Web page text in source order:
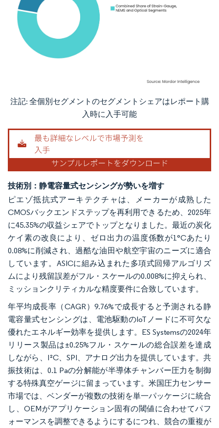
画像 © Mordor Intelligence。再利用にはCC BY 4.0の表示が必要です。
注記: 全個別セグメントのセグメントシェアはレポート購
入時に入手可能
技術別：静電容量式センシングが勢いを増す
ピエゾ抵抗式アーキテクチャは、メーカーが成熟した
CMOSバックエンドステップを再利用できるため、2025年
に45.35%の収益シェアでトップとなりました。最近の炭化
ケイ素の改良により、ゼロ出力の温度係数が1°Cあたり
0.08%に削減され、過酷な油田や航空宇宙のニーズに適合
しています。ASICに組み込まれた多項式回帰アルゴリズ
ムにより残留誤差がフル・スケールの0.008%に抑えられ、
ミッションクリティカルな精度要件に合致しています。
年平均成長率（CAGR）9.76%で成長すると予測される静
電容量式センシングは、電池駆動のIoTノードに不可欠な
優れたエネルギー効率を提供します。ES Systemsの2024年
リリース製品は±0.25%フル・スケールの総合誤差を達成
しながら、I²C、SPI、アナログ出力を提供しています。共
振技術は、0.1 Paの分解能が半導体チャンバー圧力を制御
する特殊真空ゲージに留まっています。米国圧力センサー
市場では、ベンダーが複数の技術を単一パッケージに統合
し、OEMがアプリケーション固有の閾値に合わせてパフ
ォーマンスを調整できるようにするにつれ、競合の重複が